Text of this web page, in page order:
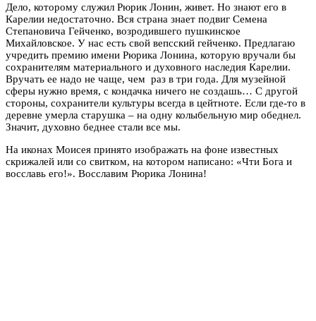
Дело, которому служил Рюрик Лонин, живет. Но знают его в
Карелии недостаточно. Вся страна знает подвиг Семена
Степановича Гейченко, возродившего пушкинское
Михайловское. У нас есть свой вепсский гейченко. Предлагаю
учредить премию имени Рюрика Лонина, которую вручали бы
сохранителям материального и духовного наследия Карелии.
Вручать ее надо не чаще, чем раз в три года. Для музейной
сферы нужно время, с кондачка ничего не создашь… С другой
стороны, сохранители культуры всегда в цейтноте. Если где-то в
деревне умерла старушка – на одну колыбельную мир обеднел.
Значит, духовно беднее стали все мы.
На иконах Моисея принято изображать на фоне известных
скрижалей или со свитком, на котором написано: «Чти Бога и
восславь его!». Восславим Рюрика Лонина!